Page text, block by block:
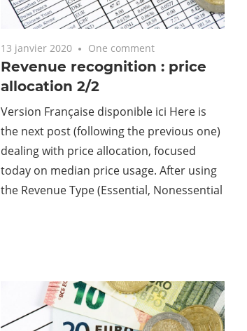
13 janvier 2020 One comment
Revenue recognition : price
allocation 2/2
Version Française disponible ici Here is
the next post (following the previous one)
dealing with price allocation, focused
today on median price usage. After using
the Revenue Type (Essential, Nonessential